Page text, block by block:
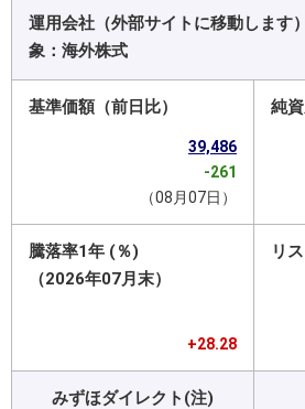
運用会社（外部サイトに移動します
象：海外株式
基準価額（前日比） 純
39,486
-261
（08月07日）
騰落率1年 (％)
（2026年07月末）
リ
+28.28
みずほダイレクト(注)